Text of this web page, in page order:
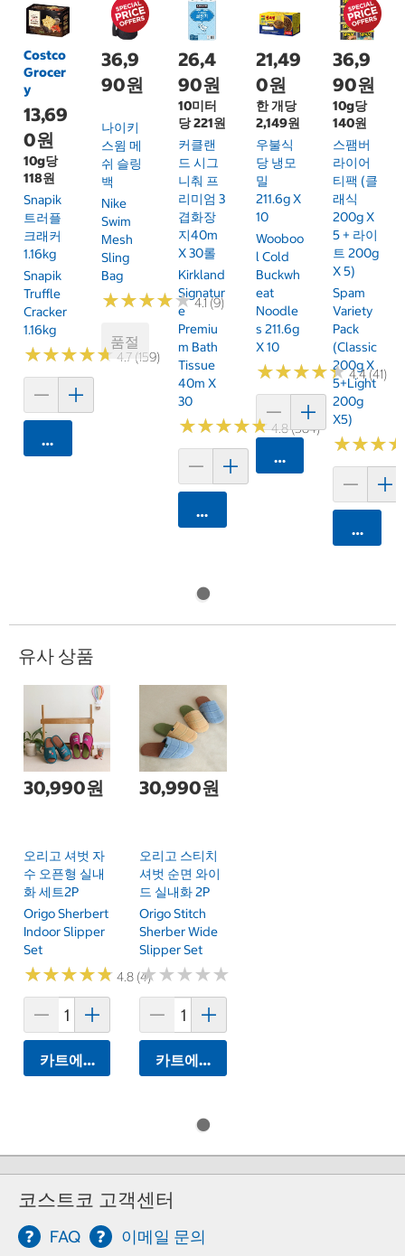
Costco
Grocer
y
13,69
0원
10g당
118원
Snapik
트러플
크래커
1.16kg
Snapik
Truffle
Cracker
1.16kg
★★★★★
★★★★★4.7 (159)
카트에 담기
36,9
90원
나이키
스윔 메
쉬 슬링
백
Nike
Swim
Mesh
Sling
Bag
★★★★★
★★★★★4.1 (9)
품절
26,4
90원
10미터
당 221원
커클랜
드 시그
니춰 프
리미엄 3
겹화장
지40m
X 30롤
Kirkland
Signatur
E
Premiu
M Bath
Tissue
40m X
30
★★★★★
★★★★★4.8 (584)
카트에 담기
21,49
0원
한 개당
2,149원
우불식
당 냉모
밀
211.6g X
10
Wooboo
L Cold
Buckwh
Eat
Noodle
S 211.6g
X 10
★★★★★
★★★★★4.4 (41)
카트에 담기
36,9
90원
10g당
140원
스팸버
라이어
티팩 (클
래식
200g X
5 + 라이
트 200g
X 5)
Spam
Variety
Pack
(Classic
200g X
5+Light
200g
X5)
★★★
★★★
카트에
유사 상품
30,990원
오리고 셔벗 자
수 오픈형 실내
화 세트2P
Origo Sherbert
Indoor Slipper
Set
★★★★★
★★★★★ 4.8 (4)
카트에 담기
30,990원
오리고 스티치
셔벗 순면 와이
드 실내화 2P
Origo Stitch
Sherber Wide
Slipper Set
★★★★★
★★★★★
카트에 담기
코스트코 고객센터
FAQ 이메일 문의